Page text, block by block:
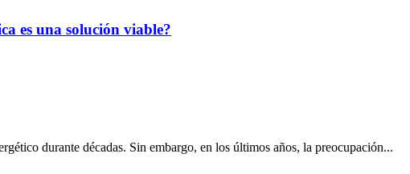
es una solución viable?
durante décadas. Sin embargo, en los últimos años, la preocupación...